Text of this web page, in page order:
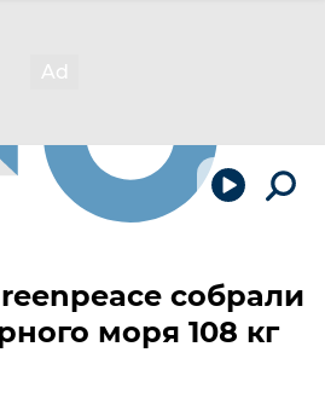
собрали
моря 108 кг